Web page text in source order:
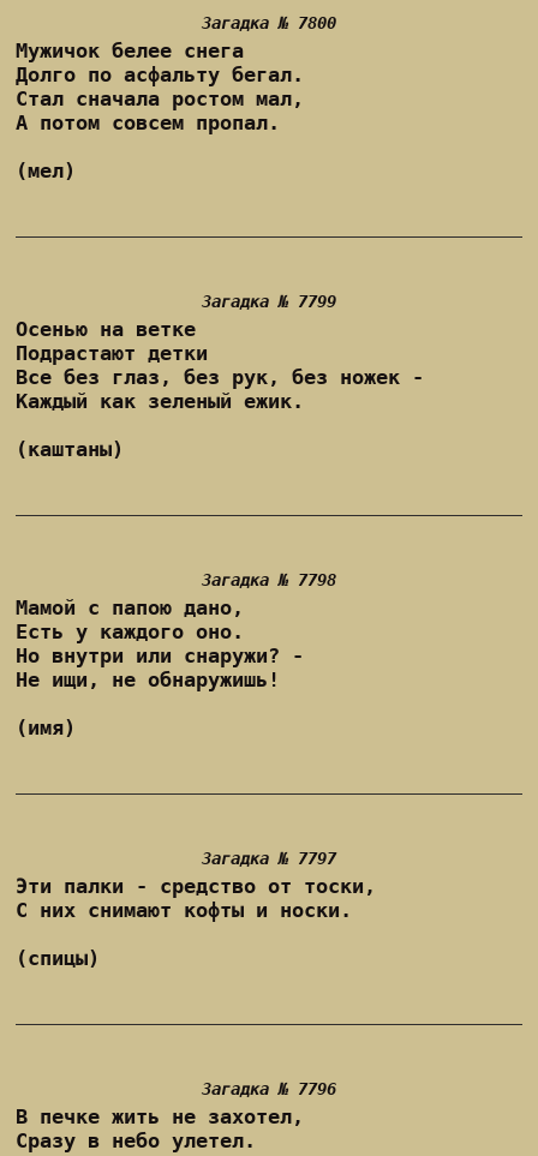
Загадка № 7800
Мужичок белее снега
Долго по асфальту бегал.
Стал сначала ростом мал,
А потом совсем пропал.
(мел)
Загадка № 7799
Осенью на ветке
Подрастают детки
Все без глаз, без рук, без ножек -
Каждый как зеленый ежик.
(каштаны)
Загадка № 7798
Мамой с папою дано,
Есть у каждого оно.
Но внутри или снаружи? -
Не ищи, не обнаружишь!
(имя)
Загадка № 7797
Эти палки - средство от тоски,
С них снимают кофты и носки.
(спицы)
Загадка № 7796
В печке жить не захотел,
Сразу в небо улетел.